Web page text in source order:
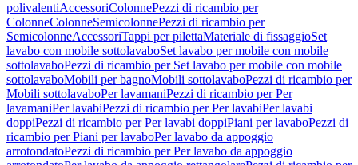
polivalentiAccessoriColonnePezzi di ricambio per
ColonneColonneSemicolonnePezzi di ricambio per
SemicolonneAccessoriTappi per pilettaMateriale di fissaggioSet
lavabo con mobile sottolavaboSet lavabo per mobile con mobile
sottolavaboPezzi di ricambio per Set lavabo per mobile con mobile
sottolavaboMobili per bagnoMobili sottolavaboPezzi di ricambio per
Mobili sottolavaboPer lavamaniPezzi di ricambio per Per
lavamaniPer lavabiPezzi di ricambio per Per lavabiPer lavabi
doppiPezzi di ricambio per Per lavabi doppiPiani per lavaboPezzi di
ricambio per Piani per lavaboPer lavabo da appoggio
arrotondatoPezzi di ricambio per Per lavabo da appoggio